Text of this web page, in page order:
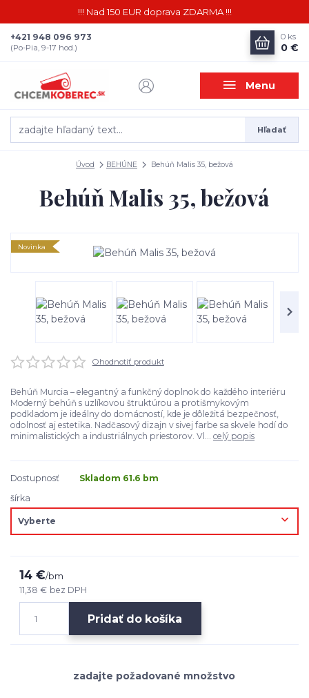
!!! Nad 150 EUR doprava ZDARMA !!!
Menu
Hľadať
+421 948 096 973
(Po-Pia, 9-17 hod.)
0 ks
0 €
Úvod BEHÚNE Behúň Malis 35, bežová
Behúň Malis 35, bežová
Novinka
Ohodnotiť produkt
Behúň Murcia – elegantný a funkčný doplnok do každého interiéru
Moderný behúň s uzlíkovou štruktúrou a protišmykovým
podkladom je ideálny do domácností, kde je dôležitá bezpečnosť,
odolnosť aj estetika. Nadčasový dizajn v sivej farbe sa skvele hodí do
minimalistických a industriálnych priestorov. Vl... celý popis
Dostupnosť
Skladom 61.6 bm
šírka
14 €/bm
11,38 € bez DPH
Pridať do košíka